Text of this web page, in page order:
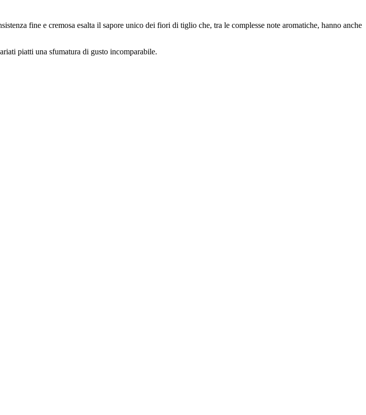
fine e cremosa esalta il sapore unico dei fiori di tiglio che, tra le complesse note aromatiche, hanno anche
piatti una sfumatura di gusto incomparabile.